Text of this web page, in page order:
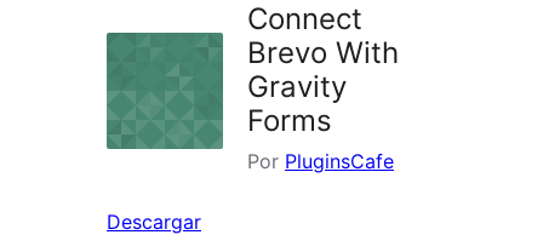
Connect
Brevo With
Gravity
Forms
Por PluginsCafe
Descargar